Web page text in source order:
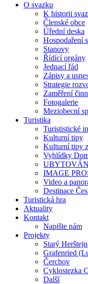
O svazku
K historii
Členské obce
Úřední deska
Hospodaření
Stanovy
Řídící orgány
Jednací řád
Zápisy a
Strategie
Zaměření
Fotogalerie
Meziobecní
Turistika
Turististické
Kulturní tipy
Kulturní tipy
Vyhlídky
IMAGE
Video a
Destinace
Turistická hra
Aktuality
Kontakt
Napište nám
Projekty
Starý Herštejn
Grafenried
Čerchov
Cyklostezka
Další